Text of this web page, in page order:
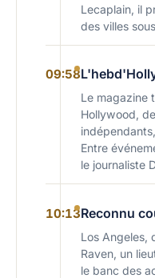
Lecaplain, il
des villes
09:58
Le magazine
Hollywood,
Entre
le journaliste
10:13Reconnu
Los Angeles,
Raven, un
le banc des